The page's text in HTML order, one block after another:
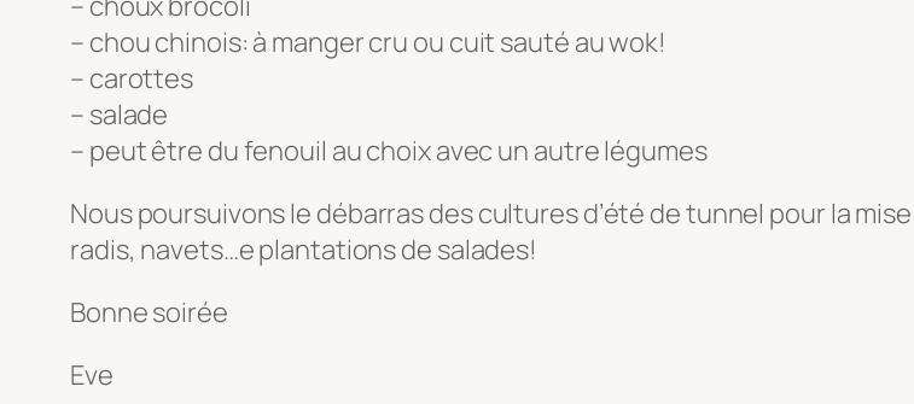
– chou chinois: à manger cru ou cuit sauté au wok!
– carottes
– salade
– peut être du fenouil au choix avec un autre légumes
Nous poursuivons le débarras des cultures d’été de tunnel pour la
radis, navets…e plantations de salades!
Bonne soirée
Eve